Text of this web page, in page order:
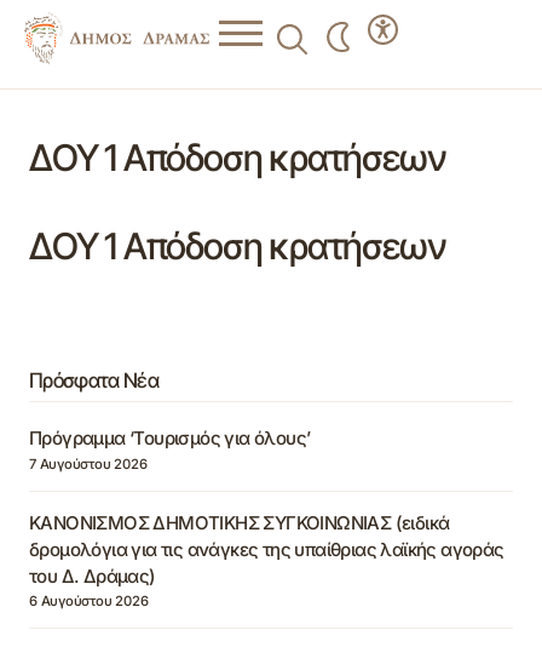
ΔΟΥ 1 Απόδοση κρατήσεων
ΔΟΥ 1 Απόδοση κρατήσεων
Πρόσφατα Νέα
Πρόγραμμα ‘Τουρισμός για όλους’
7 Αυγούστου 2026
ΚΑΝΟΝΙΣΜΟΣ ΔΗΜΟΤΙΚΗΣ ΣΥΓΚΟΙΝΩΝΙΑΣ (ειδικά
δρομολόγια για τις ανάγκες της υπαίθριας λαϊκής αγοράς
του Δ. Δράμας)
6 Αυγούστου 2026